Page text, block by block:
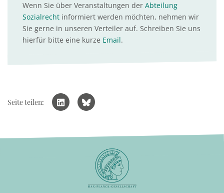
Wenn Sie über Veranstaltungen der Abteilung
Sozialrecht informiert werden möchten, nehmen wir
Sie gerne in unseren Verteiler auf. Schreiben Sie uns
hierfür bitte eine kurze Email.
Seite teilen: